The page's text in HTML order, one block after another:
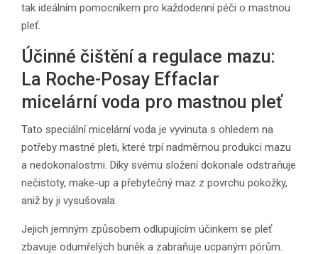
tak ideálním pomocníkem pro každodenní péči o mastnou
pleť.
Účinné čištění a regulace mazu:
La Roche-Posay Effaclar
micelární voda pro mastnou pleť
Tato speciální micelární voda je vyvinuta s ohledem na
potřeby mastné pleti, které trpí nadměrnou produkci mazu
a nedokonalostmi. Díky svému složení dokonale odstraňuje
nečistoty, make-up a přebytečný maz z povrchu pokožky,
aniž by ji vysušovala.
Jejich jemným způsobem odlupujícím účinkem se pleť
zbavuje odumřelých buněk a zabraňuje ucpaným pórům.